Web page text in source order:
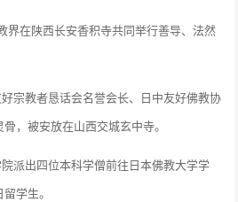
在陕西长安香积寺共同举行善导、法然
教者恳话会名誉会长、日中友好佛教协
，被安放在山西交城玄中寺。
出四位本科学僧前往日本佛教大学学
学生。